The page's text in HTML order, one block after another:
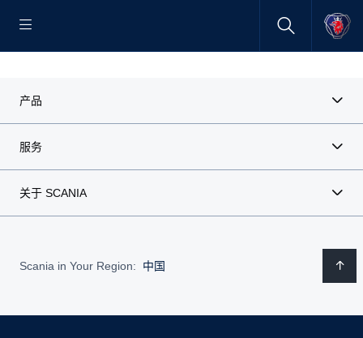
产品
服务
关于 SCANIA
Scania in Your Region: 中国